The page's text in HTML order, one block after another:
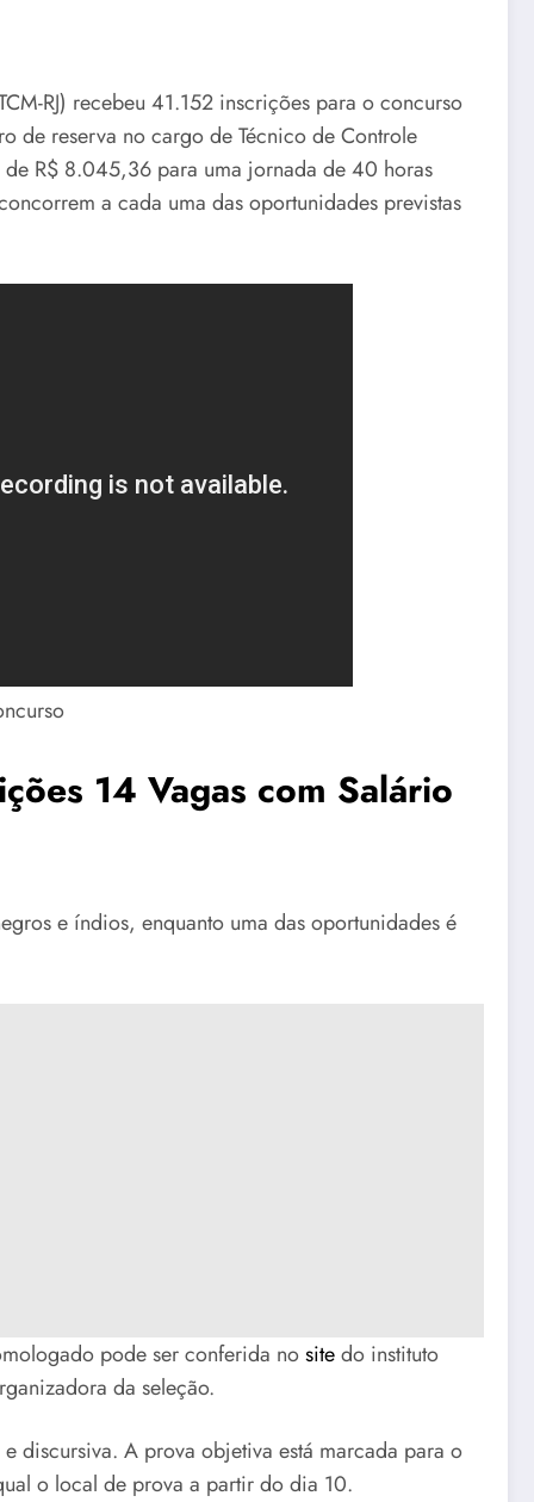
RJ) recebeu 41.152 inscrições para o concurso
de reserva no cargo de Técnico de Controle
R$ 8.045,36 para uma jornada de 40 horas
a cada uma das oportunidades previstas
14 Vagas com Salário
e índios, enquanto uma das oportunidades é
pode ser conferida nositedo instituto
da seleção.
discursiva. A prova objetiva está marcada para o
o local de prova a partir do dia 10.